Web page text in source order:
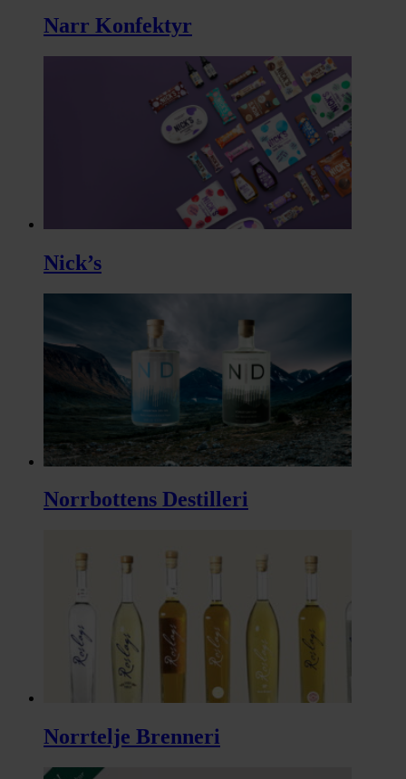
Narr Konfektyr
Nick’s
Norrbottens Destilleri
Norrtelje Brenneri